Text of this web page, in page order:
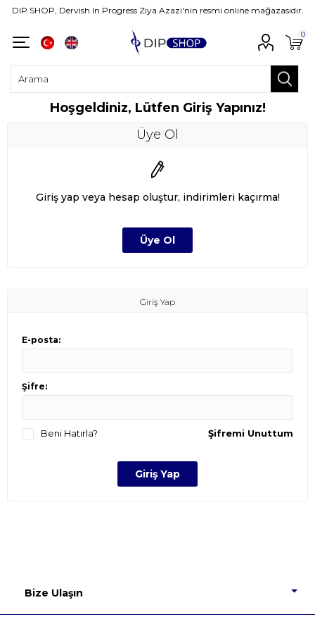
DIP SHOP, Dervish In Progress Ziya Azazi'nin resmi online mağazasıdır.
0
Hoşgeldiniz, Lütfen Giriş Yapınız!
Üye Ol
Giriş yap veya hesap oluştur, indirimleri kaçırma!
Giriş Yap
E-posta:
Şifre:
Şifremi Unuttum
Beni Hatırla?
Bize Ulaşın